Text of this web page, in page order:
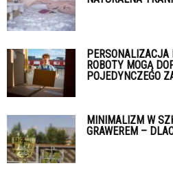
ROBOTY MOGĄ
POJEDYNCZEGO
MINIMALIZM W
GRAWEREM –